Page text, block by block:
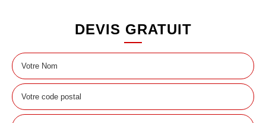
DEVIS GRATUIT